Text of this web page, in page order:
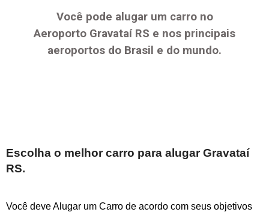
Você pode alugar um carro no
Aeroporto Gravataí RS e nos principais
aeroportos do Brasil e do mundo.
Escolha o melhor carro para alugarGravataí
RS.
Você deve Alugar um Carro de acordo com seus objetivos